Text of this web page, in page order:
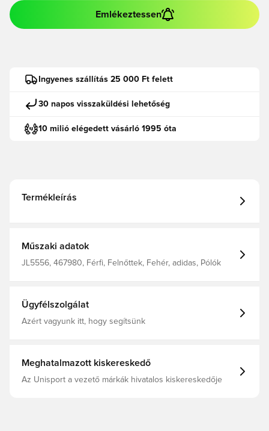
Emlékeztessen
Ingyenes szállítás 25 000 Ft felett
30 napos visszaküldési lehetőség
10 milió elégedett vásárló 1995 óta
Termékleírás
Műszaki adatok
JL5556, 467980, Férfi, Felnőttek, Fehér, adidas, Pólók
Ügyfélszolgálat
Azért vagyunk itt, hogy segítsünk
Meghatalmazott kiskereskedő
Az Unisport a vezető márkák hivatalos kiskereskedője